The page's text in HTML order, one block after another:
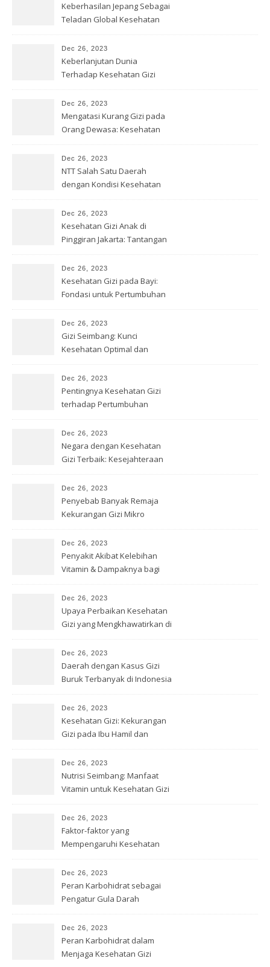
Keberhasilan Jepang Sebagai
Teladan Global Kesehatan
Dec 26, 2023
Keberlanjutan Dunia
Terhadap Kesehatan Gizi
Dec 26, 2023
Mengatasi Kurang Gizi pada
Orang Dewasa: Kesehatan
Dec 26, 2023
NTT Salah Satu Daerah
dengan Kondisi Kesehatan
Dec 26, 2023
Kesehatan Gizi Anak di
Pinggiran Jakarta: Tantangan
Dec 26, 2023
Kesehatan Gizi pada Bayi:
Fondasi untuk Pertumbuhan
Dec 26, 2023
Gizi Seimbang: Kunci
Kesehatan Optimal dan
Dec 26, 2023
Pentingnya Kesehatan Gizi
terhadap Pertumbuhan
Dec 26, 2023
Negara dengan Kesehatan
Gizi Terbaik: Kesejahteraan
Dec 26, 2023
Penyebab Banyak Remaja
Kekurangan Gizi Mikro
Dec 26, 2023
Penyakit Akibat Kelebihan
Vitamin & Dampaknya bagi
Dec 26, 2023
Upaya Perbaikan Kesehatan
Gizi yang Mengkhawatirkan di
Dec 26, 2023
Daerah dengan Kasus Gizi
Buruk Terbanyak di Indonesia
Dec 26, 2023
Kesehatan Gizi: Kekurangan
Gizi pada Ibu Hamil dan
Dec 26, 2023
Nutrisi Seimbang: Manfaat
Vitamin untuk Kesehatan Gizi
Dec 26, 2023
Faktor-faktor yang
Mempengaruhi Kesehatan
Dec 26, 2023
Peran Karbohidrat sebagai
Pengatur Gula Darah
Dec 26, 2023
Peran Karbohidrat dalam
Menjaga Kesehatan Gizi